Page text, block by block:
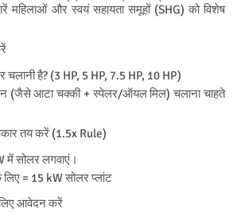
महिलाओं और स्वयं सहायता समूहों (SHG) को विशेष
चलानी है? (3 HP, 5 HP, 7.5 HP, 10 HP)
(जैसे आटा चक्की + स्पेलर/ऑयल मिल) चलाना चाहते
तय करें (1.5x Rule)
में सोलर लगवाएं।
= 15 kW सोलर प्लांट
आवेदन करें